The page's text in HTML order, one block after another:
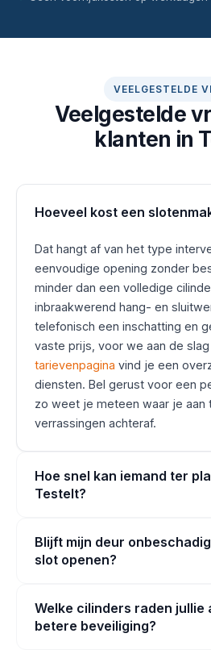
VEELGESTELDE
Veelgestelde
klanten in
Hoeveel kost een
Dat hangt af van het type
eenvoudige opening zonder
minder dan een volledige
inbraakwerend hang- en
telefonisch een inschatting en
vaste prijs, voor we aan de
tarievenpagina vind je een
diensten. Bel gerust voor een
zo weet je meteen waar je aan
verrassingen achteraf.
Hoe snel kan iemand ter
Testelt?
Blijft mijn deur
slot openen?
Welke cilinders raden jullie
betere beveiliging?